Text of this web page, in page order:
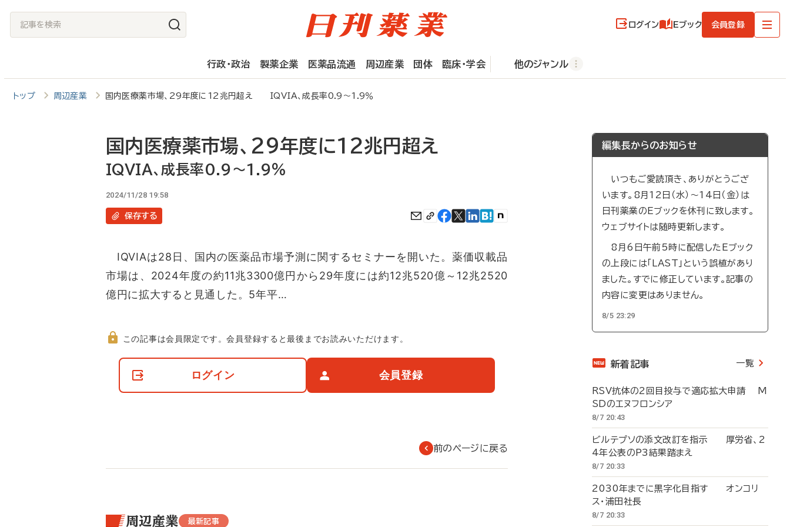
記
事
検
索
ログイン Eブック 会員登録
行政・政治 製薬企業 医薬品流通 周辺産業 団体 臨床・学会 他のジャンル
トップ 周辺産業 国内医療薬市場、29年度に12兆円超え IQVIA、成長率0.9～1.9％
国内医療薬市場、29年度に12兆円超え
IQVIA、成長率0.9～1.9％
2024/11/28 19:58
保存する
IQVIAは28日、国内の医薬品市場予測に関するセミナーを開いた。薬価収載品
市場は、2024年度の約11兆3300億円から29年度には約12兆520億～12兆2520
億円に拡大すると見通した。5年平…
て
この記事は会員限定です。会員登録すると最後までお読みいただけます。
ログイン 会員登録
前のページに戻る
周辺産業 最新記事
編集長からのお知らせ
いつもご愛読頂き、ありがとうござ
います。8月12日（水）～14日（金）は
日刊薬業のEブックを休刊に致します。
ウェブサイトは随時更新します。
8月6日午前5時に配信したEブック
の上段には「LAST」という誤植があり
ました。すでに修正しています。記事の
内容に変更はありません。
8/5 23:29
新着記事 一覧
RSV抗体の2回目投与で適応拡大申請 M
SDのエヌフロンシア
8/7 20:43
ビルテプソの添文改訂を指示 厚労省、2
4年公表のP3結果踏まえ
8/7 20:33
2030年までに黒字化目指す オンコリ
ス・浦田社長
8/7 20:33